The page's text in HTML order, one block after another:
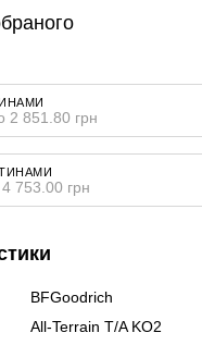
2 851.80 грн
753.00 грн
BFGoodrich
All-Terrain T/A KO2